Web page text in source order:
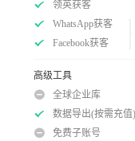
领英获客
WhatsApp获客
Facebook获客
高级工具
全球企业库
数据导出(按需充值)
免费子账号